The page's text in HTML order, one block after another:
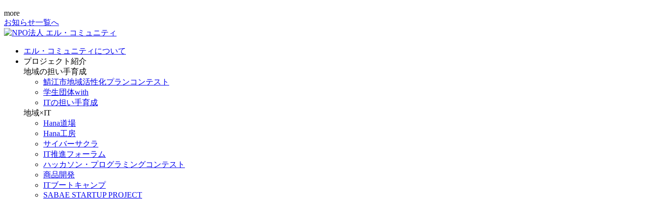
more
お知らせ一覧へ
エル・コミュニティについて
プロジェクト紹介
地域の担い手育成
鯖江市地域活性化プランコンテスト
学生団体with
ITの担い手育成
地域×IT
Hana道場
Hana工房
サイバーサクラ
IT推進フォーラム
ハッカソン・プログラミングコンテスト
商品開発
ITブートキャンプ
SABAE STARTUP PROJECT